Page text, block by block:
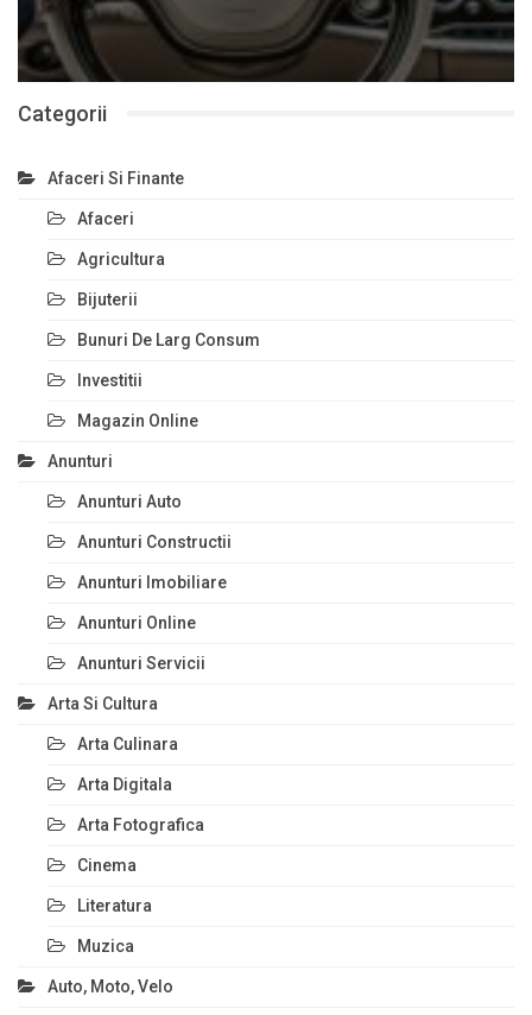
Categorii
Afaceri Si Finante
Afaceri
Agricultura
Bijuterii
Bunuri De Larg Consum
Investitii
Magazin Online
Anunturi
Anunturi Auto
Anunturi Constructii
Anunturi Imobiliare
Anunturi Online
Anunturi Servicii
Arta Si Cultura
Arta Culinara
Arta Digitala
Arta Fotografica
Cinema
Literatura
Muzica
Auto, Moto, Velo